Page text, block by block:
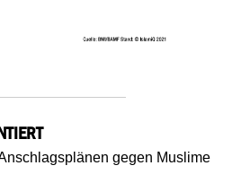
gegen Muslime